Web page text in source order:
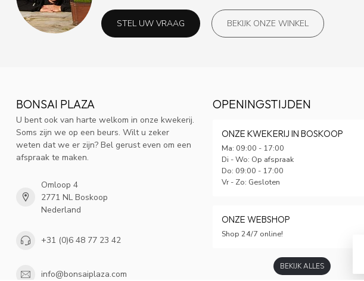
STEL UW VRAAG BEKIJK ONZE WINKEL
BONSAI PLAZA
U bent ook van harte welkom in onze kwekerij.
Soms zijn we op een beurs. Wilt u zeker
weten dat we er zijn? Bel gerust even om een
afspraak te maken.
Omloop 4
2771 NL Boskoop
Nederland
+31 (0)6 48 77 23 42
info@bonsaiplaza.com
OPENINGSTIJDEN
ONZE KWEKERIJ IN BOSKOOP
Ma: 09:00 - 17:00
Di - Wo: Op afspraak
Do: 09:00 - 17:00
Vr - Zo: Gesloten
ONZE WEBSHOP
Shop 24/7 online!
BEKIJK ALLES